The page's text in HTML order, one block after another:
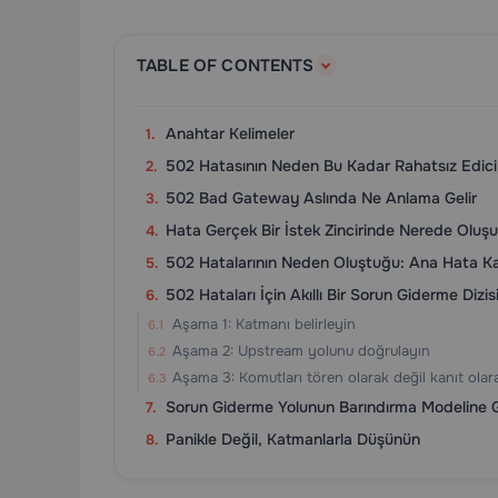
TABLE OF CONTENTS
Anahtar Kelimeler
502 Hatasının Neden Bu Kadar Rahatsız
502 Bad Gateway Aslında Ne Anlama Gelir
Hata Gerçek Bir İstek Zincirinde Nerede
502 Hatalarının Neden Oluştuğu: Ana Hata
502 Hataları İçin Akıllı Bir Sorun Giderme Dizisi
Aşama 1: Katmanı belirleyin
Aşama 2: Upstream yolunu doğrulayın
Aşama 3: Komutları tören olarak değil kanıt
Sorun Giderme Yolunun Barındırma Modeline
Panikle Değil, Katmanlarla Düşünün